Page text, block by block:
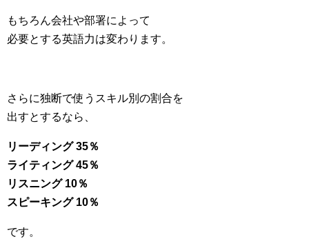
もちろん会社や部署によって
必要とする英語力は変わります。
さらに独断で使うスキル別の割合を
出すとするなら、
リーディング 35％
ライティング 45％
リスニング 10％
スピーキング 10％
です。